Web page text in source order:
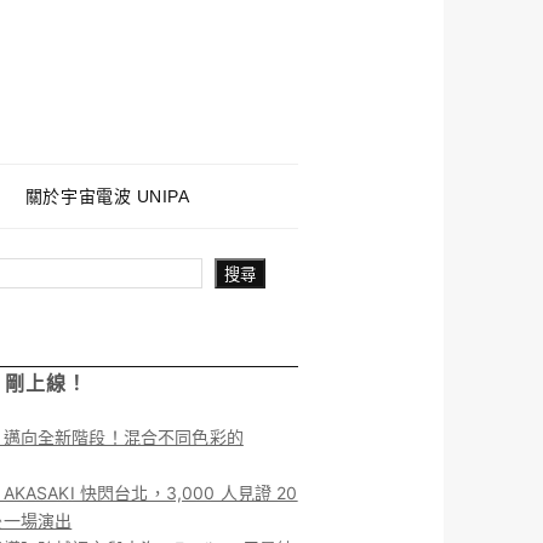
關於宇宙電波 UNIPA
搜尋
上線！
向全新階段！混合不同色彩的
快閃台北，3,000 人見證 20
場演出